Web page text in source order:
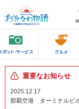
重要なお知らせ
2025.12.17
那覇空港 ターミナルビ